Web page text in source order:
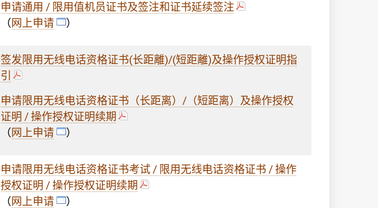
申请通用 / 限用值机员证书及签注和证书延续签注
（网上申请 ）
签发限用无线电话资格证书(长距離)/(短距離)及操作授权证明指
引
申请限用无线电话资格证书（长距离）/（短距离）及操作授权
证明 / 操作授权证明续期
（网上申请 ）
申请限用无线电话资格证书考试 / 限用无线电话资格证书 / 操作
授权证明 / 操作授权证明续期
（网上申请 ）